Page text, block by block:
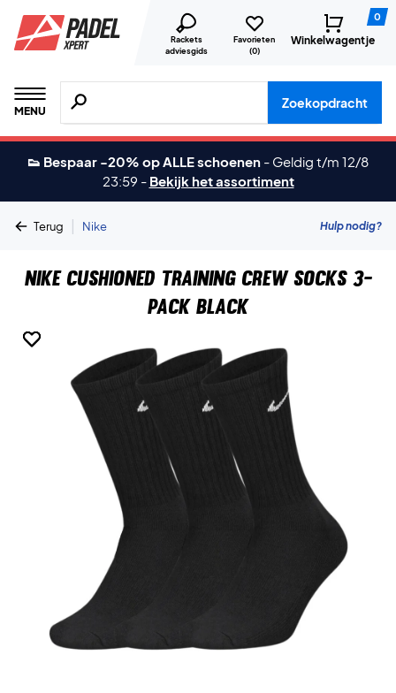
Rackets
adviesgids
Favorieten
(0)
0
Winkelwagentje
MENU
Zoeken naar producten, merken etc.
Zoekopdracht
👟 Bespaar -20% op ALLE schoenen - Geldig t/m 12/8
23:59 - Bekijk het assortiment
Terug | Nike Hulp nodig?
Nike Cushioned Training Crew Socks 3-
Pack Black